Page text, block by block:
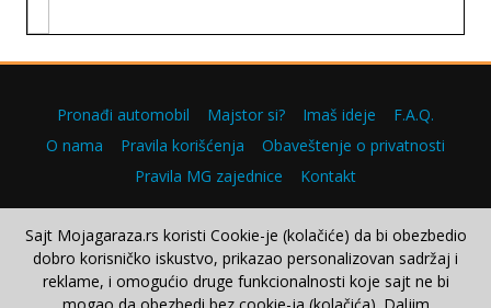
Pronađi automobil Majstor si? Imaš ideje
F.A.Q.
O nama
Pravila korišćenja
Obaveštenje o privatnosti
Pravila MG zajednice
Kontakt
Copyright © 2000–2026.
Sajt Mojagaraza.rs koristi Cookie-je (kolačiće) da bi obezbedio
dobro korisničko iskustvo, prikazao personalizovan sadržaj i
reklame, i omogućio druge funkcionalnosti koje sajt ne bi